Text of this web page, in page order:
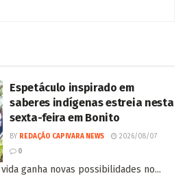
Espetáculo inspirado em
saberes indígenas estreia nesta
sexta-feira em Bonito
BY REDAÇÃO CAPIVARA NEWS
2026/08/07
0
ganha novas possibilidades no...